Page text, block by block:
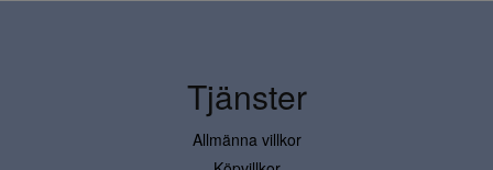
Tjänster
Allmänna villkor